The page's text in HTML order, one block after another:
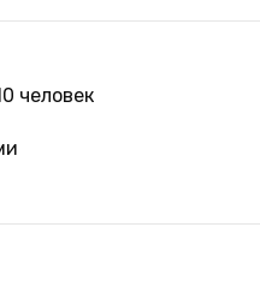
человек